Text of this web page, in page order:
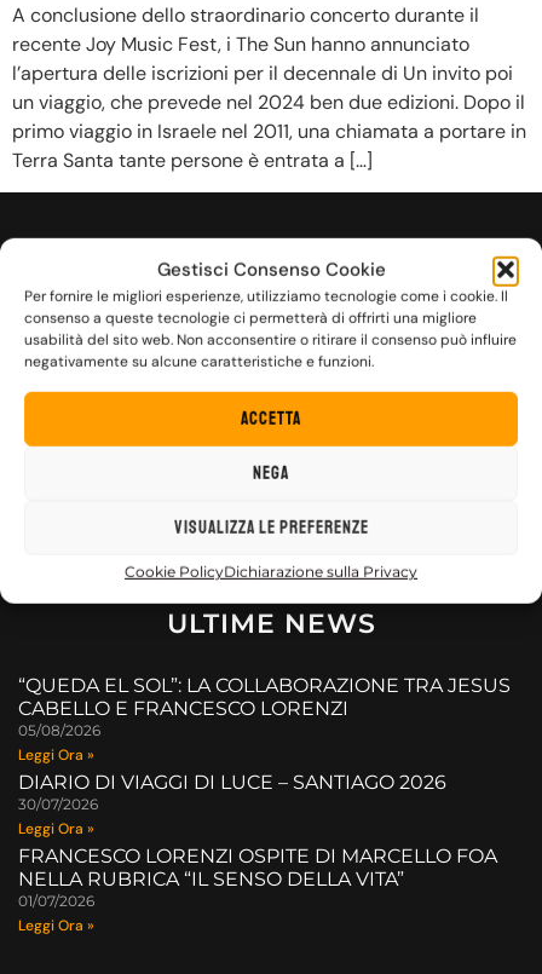
Gestisci Consenso Cookie
Per fornire le migliori esperienze, utilizziamo tecnologie come i cookie. Il
consenso a queste tecnologie ci permetterà di offrirti una migliore
usabilità del sito web. Non acconsentire o ritirare il consenso può influire
negativamente su alcune caratteristiche e funzioni.
Accetta
Nega
Visualizza le preferenze
Cookie PolicyDichiarazione sulla Privacy
A conclusione dello straordinario concerto durante il
recente Joy Music Fest, i The Sun hanno annunciato
l’apertura delle iscrizioni per il decennale di Un invito poi
un viaggio, che prevede nel 2024 ben due edizioni. Dopo il
primo viaggio in Israele nel 2011, una chiamata a portare in
Terra Santa tante persone è entrata a […]
FUOCO DENTRO
ULTIME NEWS
“QUEDA EL SOL”: LA COLLABORAZIONE TRA JESUS
CABELLO E FRANCESCO LORENZI
05/08/2026
Leggi Ora »
DIARIO DI VIAGGI DI LUCE – SANTIAGO 2026
30/07/2026
Leggi Ora »
FRANCESCO LORENZI OSPITE DI MARCELLO FOA
NELLA RUBRICA “IL SENSO DELLA VITA”
01/07/2026
Leggi Ora »